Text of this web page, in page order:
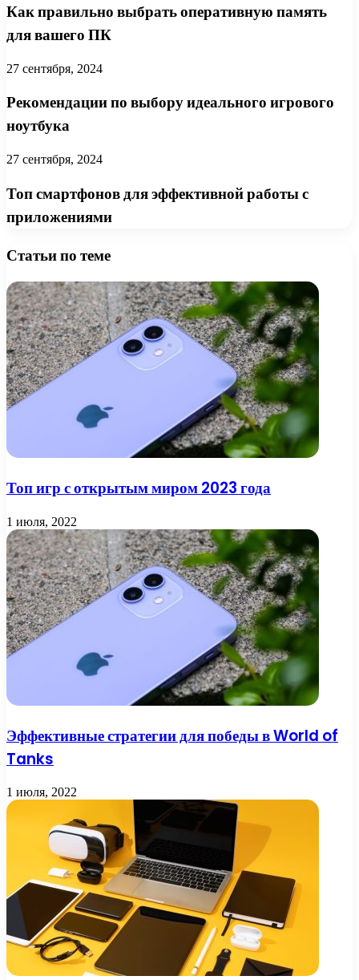
Как правильно выбрать оперативную память
для вашего ПК
27 сентября, 2024
Рекомендации по выбору идеального игрового
ноутбука
27 сентября, 2024
Топ смартфонов для эффективной работы с
приложениями
Статьи по теме
Топ игр с открытым миром 2023 года
1 июля, 2022
Эффективные стратегии для победы в World of
Tanks
1 июля, 2022